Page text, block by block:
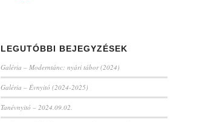
LEGUTÓBBI BEJEGYZÉSEK
Galéria – Moderntánc: nyári tábor (2024)
Galéria – Évnyitó (2024-2025)
Tanévnyitó – 2024.09.02.